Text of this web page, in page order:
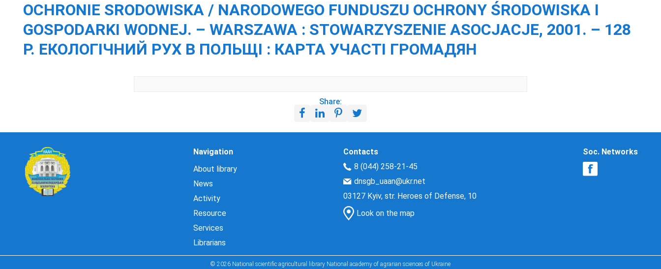
OCHRONIE SRODOWISKA / NARODOWEGO FUNDUSZU OCHRONY ŚRODOWISKA I
GOSPODARKI WODNEJ. – WARSZAWA : STOWARZYSZENIE ASOCJACJE, 2001. – 128
P. ЕКОЛОГІЧНИЙ РУХ В ПОЛЬЩІ : КАРТА УЧАСТІ ГРОМАДЯН
Share:
Navigation
About library
News
Activity
Resource
Services
Librarians
Contacts
8 (044) 258-21-45
dnsgb_uaan@ukr.net
03127 Kyiv, str. Heroes of Defense, 10
Look on the map
Soc. Networks
© 2026 National scientific agricultural library National academy of agrarian sciences of Ukraine